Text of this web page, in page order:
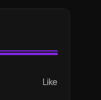
Like